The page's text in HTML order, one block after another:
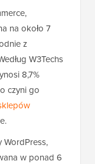
na około 7
z
W3Techs
8,7%
czyni go
w ponad 6